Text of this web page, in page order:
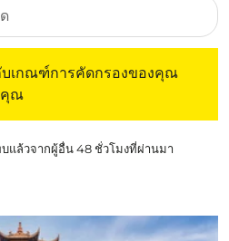
บเกณฑ์การคัดกรองของคุณ
คุณ
แล้วจากผู้อื่น 48 ชั่วโมงที่ผ่านมา